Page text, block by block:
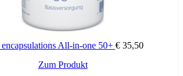
encapsulations All-in-one 50+ €35,50
Zum Produkt